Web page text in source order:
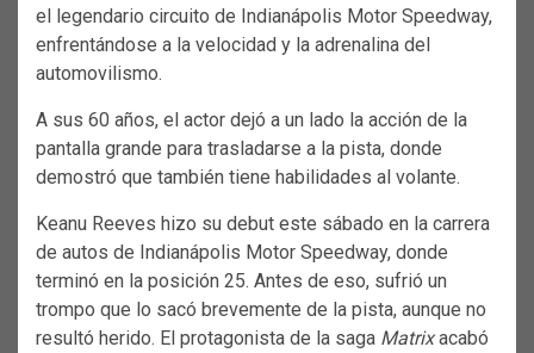
el legendario circuito de Indianápolis Motor Speedway,
enfrentándose a la velocidad y la adrenalina del
automovilismo.
A sus 60 años, el actor dejó a un lado la acción de la
pantalla grande para trasladarse a la pista, donde
demostró que también tiene habilidades al volante.
Keanu Reeves hizo su debut este sábado en la carrera
de autos de Indianápolis Motor Speedway, donde
terminó en la posición 25. Antes de eso, sufrió un
trompo que lo sacó brevemente de la pista, aunque no
resultó herido. El protagonista de la saga Matrixacabó